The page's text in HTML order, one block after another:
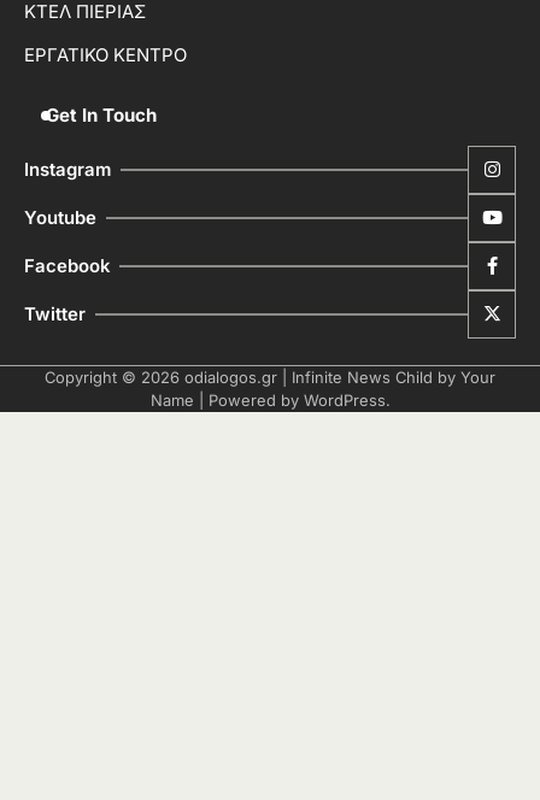
ΚΤΕΛ ΠΙΕΡΙΑΣ
ΕΡΓΑΤΙΚΟ ΚΕΝΤΡΟ
Get In Touch
Instagram
Youtube
Facebook
Twitter
Copyright © 2026 odialogos.gr | Infinite News Child by Your
Name | Powered by WordPress.